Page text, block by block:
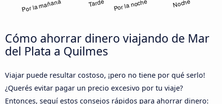
Cómo ahorrar dinero viajando de Mar
del Plata a Quilmes
Viajar puede resultar costoso, ¡pero no tiene por qué serlo!
¿Querés evitar pagar un precio excesivo por tu viaje?
Entonces, seguí estos consejos rápidos para ahorrar dinero: